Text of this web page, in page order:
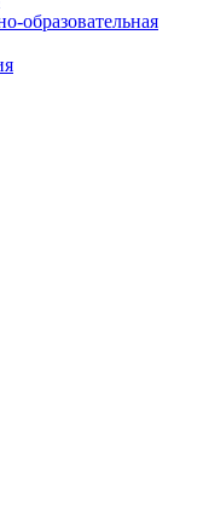
образовательная